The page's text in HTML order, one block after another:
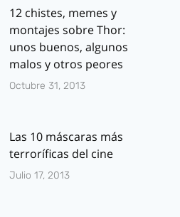
12 chistes, memes y
montajes sobre Thor:
unos buenos, algunos
malos y otros peores
Octubre 31, 2013
Las 10 máscaras más
terroríficas del cine
Julio 17, 2013